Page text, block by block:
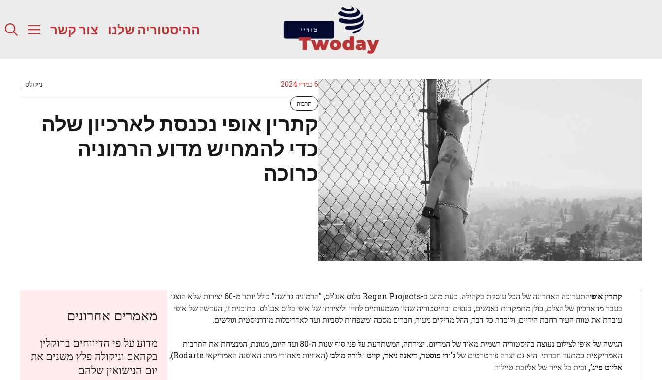
ההיסטוריה שלנו צור קשר
6 במרץ 2024 ניקולס
תרבות
קתרין אופי נכנסת לארכיון שלה
כדי להמחיש מדוע הרמוניה
כרוכה
קתרין אופי
התערוכה האחרונה של הכל עוסקת בקהילה. כעת מוצג ב-Regen Projects בלוס אנג'לס, "הרמוניה גדושה" כולל יותר מ-60 יצירות שלא הוצגו
בעבר מהארכיון של הצלם, כולן מתמקדות באנשים, בנופים ובהיסטוריה שהיו משמעותיים לחייו וליצירתו של אופי בלוס אנג'לס. בתוכנית זו, העדשה של אופי
עוברת את טווח העיר רחבת הידיים, ולוכדת כל דבר, החל מדיקים מעור, חברים מסכה ומשפחות לסביות ועד לאדריכלות מודרניסטית וגולשים.
הגישה של אופי לצילום נעוצה בהיסטוריה רשמית מאוד של המדיום. יצירתה, המשתרעת על פני סוף שנות ה-80 ועד היום, מגוונת, המנציחת את התרבות
האמריקאית כמתעד חברתי. היא גם יצרה פורטרטים שלג'ודי פוסטר, דיאנה ניאד, קייט ולורה מולבי(האחיות מאחורי מותג האופנה האמריקאי Rodarte),
אליוט פייג', ובית בל אייר של אליזבת טיילור.
מאמרים אחרונים
מדוע על פי הדיווחים ברוקלין
בקהאם וניקולה פלץ משנים את
יום הנישואין שלהם